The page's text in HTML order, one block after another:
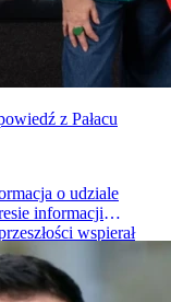
z Pałacu
o udziale
informacji
wspierał
pomoc rodzinie
latach Prezydent
w sumie 30